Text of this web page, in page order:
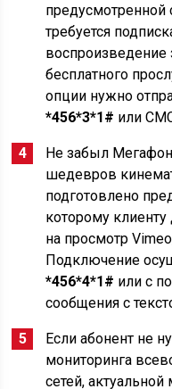
требуется
воспроизведение
бесплатного
опции нужно
*456*3*1# или
Не забыл
шедевров
подготовлено
которому клиенту
на просмотр
Подключение
*456*4*1# или с
сообщения с
Если абонент не
мониторинга
сетей,